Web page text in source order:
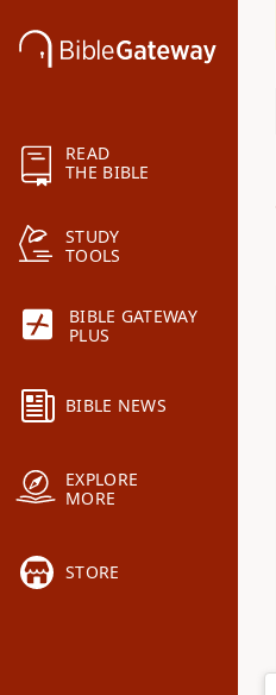
READ
THE BIBLE
STUDY
TOOLS
BIBLE GATEWAY
PLUS
BIBLE NEWS
EXPLORE
MORE
STORE